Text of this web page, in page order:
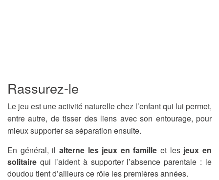
Rassurez-le
Le jeu est une activité naturelle chez l’enfant qui lui permet,
entre autre, de tisser des liens avec son entourage, pour
mieux supporter sa séparation ensuite.
En général, il alterne les jeux en familleet les jeux en
solitaire qui l’aident à supporter l’absence parentale : le
doudou tient d’ailleurs ce rôle les premières années.